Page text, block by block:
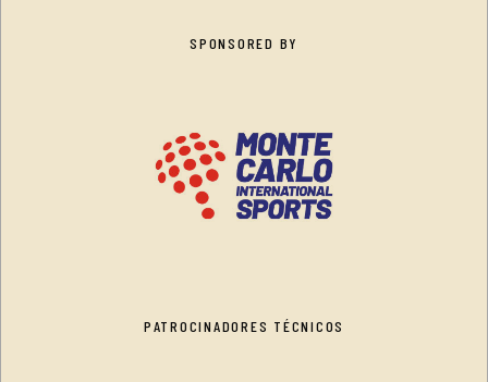
SPONSORED BY
PATROCINADORES TÉCNICOS